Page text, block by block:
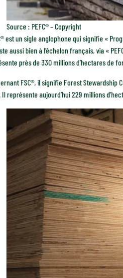
Source : PEFC® – Copyright
est un sigle anglophone qui signifie «
aussi bien à l’échelon français, via «
près de 330 millions d’hectares de
FSC®, il signifie Forest Stewardship
Il représente aujourd’hui 229 millions